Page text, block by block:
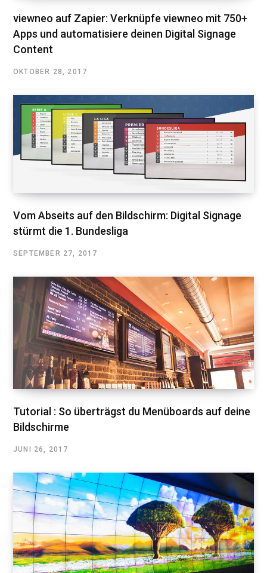
viewneo auf Zapier: Verknüpfe viewneo mit 750+
Apps und automatisiere deinen Digital Signage
Content
OKTOBER 28, 2017
Vom Abseits auf den Bildschirm: Digital Signage
stürmt die 1. Bundesliga
SEPTEMBER 27, 2017
Tutorial : So überträgst du Menüboards auf deine
Bildschirme
JUNI 26, 2017